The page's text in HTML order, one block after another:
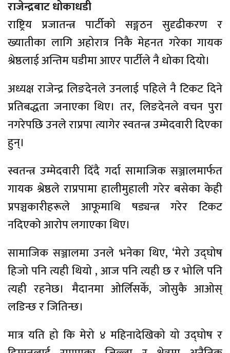
राजेन्द्रबाट धोकाधडी
राष्ट्रिय प्रजातन्त्र पार्टीको सङ्गठन सुदृढीकरण र
ख्यातीका लागि अहोरात्र निकै मेहनत गरेका गायक
श्रेष्ठलाई अन्तिम घडीमा आएर पार्टीले नै धोका दियो।
अध्यक्ष राजेन्द्र लिङदेनले उनलाई पहिले नै टिकट दिने
प्रतिबद्धता जनाएका थिए। तर, लिङदेनले वचन पुरा
नगरेपछि उनले राप्रपा त्यागेर स्वतन्त्र उम्मेदवारी दिएका
हुन्।
स्वतन्त्र उम्मेदवारी दिँदै गर्दा सामाजिक सञ्जालमार्फत
गायक श्रेष्ठले राप्रपामा हालीमुहाली गरेर बसेका केही
प्रपञ्चकारीहरूले आफूमाथि षड्यन्त्र गरेर टिकट
नदिएको आरोप लगाएका थिए।
सामाजिक सञ्जालमा उनले भनेका थिए, ‘मेरो उद्घोष
हिजो पनि त्यही थियो , आज पनि त्यही छ र भोलि पनि
त्यही रहनेछ। मैदानमा ओर्लिसकेँ, जोसुकै आओस्
लडिन्छ र जितिन्छ।
मात्र यति हो कि मेरो ४ महिनादेखिको यो उद्घोष र